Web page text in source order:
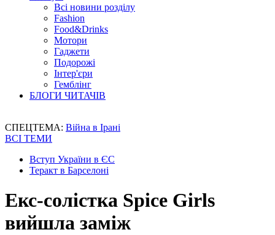
Всі новини розділу
Fashion
Food&Drinks
Мотори
Гаджети
Подорожі
Інтер'єри
Гемблінг
БЛОГИ ЧИТАЧІВ
СПЕЦТЕМА: Війна в Ірані
ВСІ ТЕМИ
Вступ України в ЄС
Теракт в Барселоні
Екс-солістка Spice Girls
вийшла заміж